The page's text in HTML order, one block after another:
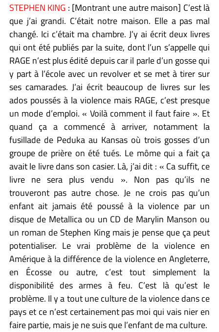
STEPHEN KING : [Montrant une autre maison] C’est là
que j’ai grandi. C’était notre maison. Elle a pas mal
changé. Ici c’était ma chambre. J’y ai écrit deux livres
qui ont été publiés par la suite, dont l’un s’appelle qui
RAGE n’est plus édité depuis car il parle d’un gosse qui
y part à l’école avec un revolver et se met à tirer sur
ses camarades. J’ai écrit beaucoup de livres sur les
ados poussés à la violence mais RAGE, c’est presque
un mode d’emploi. « Voilà comment il faut faire ». Et
quand ça a commencé à arriver, notamment la
fusillade de Peduka au Kansas où trois gosses d’un
groupe de prière on été tués. Le môme qui a fait ça
avait le livre dans son casier. Là, j’ai dit : « Ca suffit, ce
livre ne sera plus vendu ». Non pas qu’ils ne
trouveront pas autre chose. Je ne crois pas qu’un
enfant ait jamais été poussé à la violence par un
disque de Metallica ou un CD de Marylin Manson ou
un roman de Stephen King mais je pense que ça peut
potentialiser. Le vrai problème de la violence en
Amérique à la différence de la violence en Angleterre,
en Écosse ou autre, c’est tout simplement la
disponibilité des armes à feu. C’est là qu’est le
problème. Il y a tout une culture de la violence dans ce
pays et ce n’est certainement pas moi qui vais nier en
faire partie, mais je ne suis que l’enfant de ma culture.